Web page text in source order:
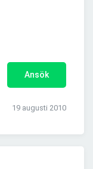
Ansök
19 augusti 2010